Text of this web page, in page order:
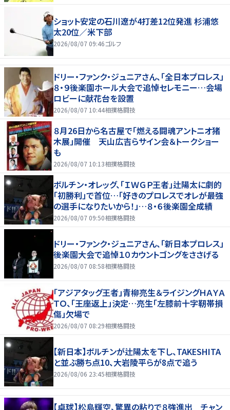
ショット安定の石川遼が4打差12位発進 杉浦悠
太20位／米下部
2026/08/07 09:46ゴルフ
ドリー・ファンク・ジュニアさん、「全日本プロレス」
８・９後楽園ホール大会で追悼セレモニー…会場
ロビーに献花台を設置
2026/08/07 10:44相撲格闘技
８月26日から名古屋で「燃える闘魂アントニオ猪
木展」開催 天山広吉らサイン会＆トークショー
も
2026/08/07 10:13相撲格闘技
ボルチン・オレッグ、「ＩＷＧＰ王者」辻陽太に劇的
「初勝利」で首位…「好きのプロレスでオレが最強
の選手になりたいから！」…８・６後楽園全成績
2026/08/07 09:50相撲格闘技
ドリー・ファンク・ジュニアさん、「新日本プロレス」
後楽園大会で追悼１０カウントゴングをささげる
2026/08/07 08:58相撲格闘技
「アジアタッグ王者」青柳亮生＆ライジングＨＡＹＡ
ＴＯ、「王座返上」決定…亮生「左膝前十字靭帯損
傷」欠場で
2026/08/07 08:29相撲格闘技
【新日本】ボルチンが辻陽太を下し、TAKESHITA
と並ぶ勝ち点10、大岩陵平らが8点で追う
2026/08/06 23:45相撲格闘技
【卓球】松島輝空、驚異の粘りで８強進出 チャン